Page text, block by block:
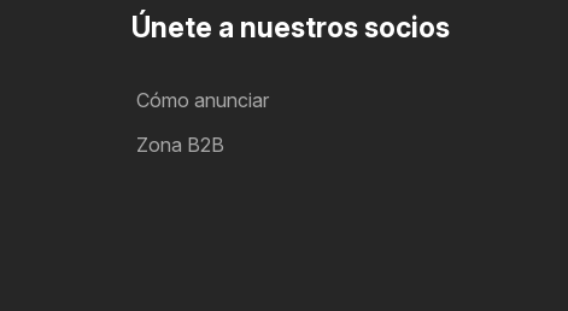
Únete a nuestros socios
Cómo anunciar
Zona B2B